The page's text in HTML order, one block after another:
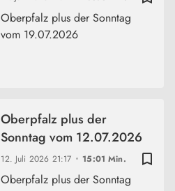
Oberpfalz plus der Sonntag
vom 19.07.2026
bookmark_border
12. Juli 2026 21:17 15:01 Min.
Oberpfalz plus der
Sonntag vom 12.07.2026
Oberpfalz plus der Sonntag